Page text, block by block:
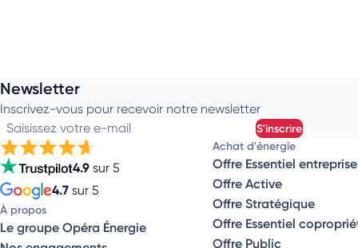
Newsletter
Inscrivez-vous pour recevoir notre newsletter
Saisissez votre e-mail
s'inscrire
4.9 sur 5
4.7 sur 5
À propos
Le groupe Opéra Énergie
Achat d'énergie
Offre Essentiel
Offre Active
Offre Stratégique
Offre Essentiel
Offre Public